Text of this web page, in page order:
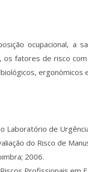
ocupacional, a
fatores de risco
ergonómicos
Laboratório de
do Risco de
2006.